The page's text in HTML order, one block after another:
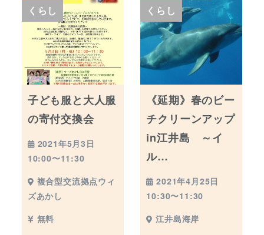
くらし
子ども服と大人服
の寄付交換会
2021年5月3日
10:00〜11:30
複合型交流拠点ウィ
ズあかし
無料
くらし
《延期》春のビー
チクリーンアップ
in江井島 ～イ
ル…
2021年4月25日
10:30〜11:30
江井島海岸